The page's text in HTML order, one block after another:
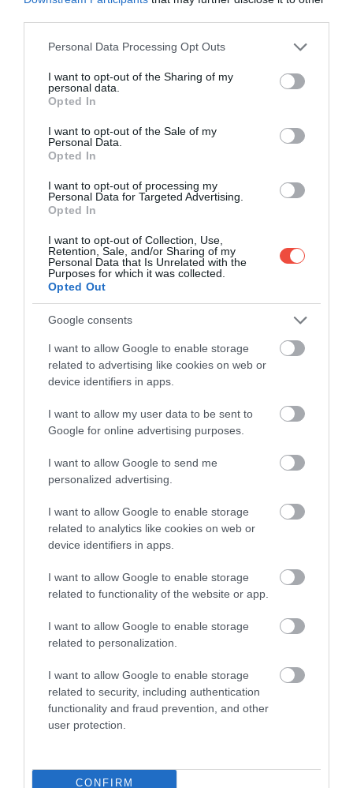
Please note that this website/app uses one or more Google
not limited to your visit or usage behaviour. You may click to
grant or deny consent to Google and its third-party tags to
use your data for below specified purposes in below Google
consent section.
Personal Data Processing Opt Outs
I want to opt-out of the Sharing of my
personal data.
Opted In
I want to opt-out of the Sale of my
Personal Data.
Opted In
I want to opt-out of processing my
Personal Data for Targeted Advertising.
Opted In
I want to opt-out of Collection, Use,
Retention, Sale, and/or Sharing of my
Personal Data that Is Unrelated with the
Purposes for which it was collected.
Opted Out
Google consents
I want to allow Google to enable storage
related to advertising like cookies on web or
device identifiers in apps.
I want to allow my user data to be sent to
Google for online advertising purposes.
I want to allow Google to send me
personalized advertising.
I want to allow Google to enable storage
related to analytics like cookies on web or
device identifiers in apps.
I want to allow Google to enable storage
related to functionality of the website or app.
I want to allow Google to enable storage
related to personalization.
I want to allow Google to enable storage
related to security, including authentication
functionality and fraud prevention, and other
user protection.
CONFIRM
rendszeresen felbukkan a hajdani „szegénykása” –
immár sokszor prémium áron. A szerény eredetű
fogás a 21. századra a dán gasztronómia egyik
A SÖRREL FŐZÖTT ROZSKENYÉR-
KÁSA KLASSZIKUS RECEPTJE
300 g barna rozskenyér (száraz is lehet)
500 ml víz
3-4 evőkanál cukor vagy méz
1 teáskanál só